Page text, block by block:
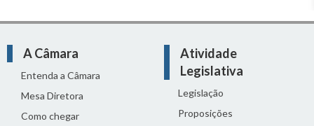
A Câmara
Entenda a Câmara
Mesa Diretora
Como chegar
Atividade
Legislativa
Legislação
Proposições